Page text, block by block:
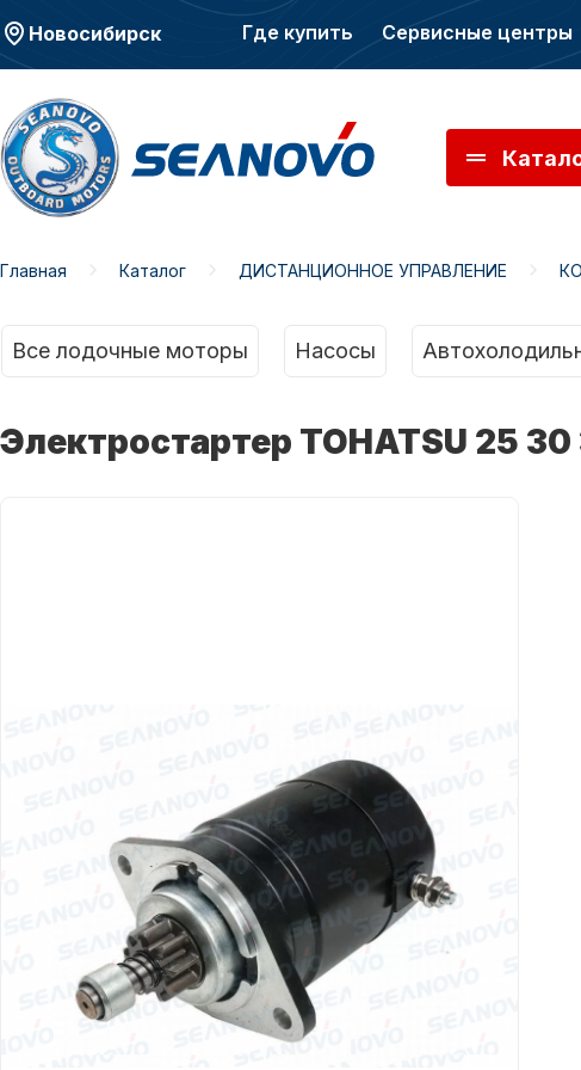
Новосибирск Где купить Сервисные центры
Автохолодильник
KYODA
Главная Каталог ДИСТАНЦИОННОЕ УПРАВЛЕНИЕ
Все лодочные моторы Насосы
Электростартер TOHATSU 25